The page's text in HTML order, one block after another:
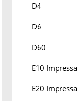
D4
D6
D60
E10 Impressa
E20 Impressa